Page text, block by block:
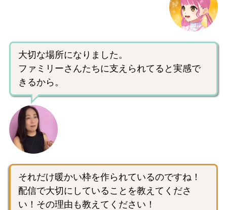
大切な場所になりました。
ファミリーさんたちに支えられてると実感で
きるから。
それだけ暖かい枠を作られているのですね！
配信で大切にしていることを教えてくださ
い！その理由も教えてください！